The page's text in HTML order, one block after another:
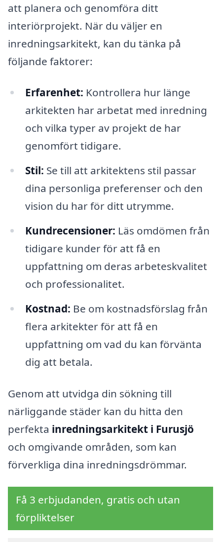
att planera och genomföra ditt
interiörprojekt. När du väljer en
inredningsarkitekt, kan du tänka på
följande faktorer:
Erfarenhet: Kontrollera hur länge
arkitekten har arbetat med inredning
och vilka typer av projekt de har
genomfört tidigare.
Stil: Se till att arkitektens stil passar
dina personliga preferenser och den
vision du har för ditt utrymme.
Kundrecensioner: Läs omdömen från
tidigare kunder för att få en
uppfattning om deras arbeteskvalitet
och professionalitet.
Kostnad: Be om kostnadsförslag från
flera arkitekter för att få en
uppfattning om vad du kan förvänta
dig att betala.
Genom att utvidga din sökning till
närliggande städer kan du hitta den
perfekta inredningsarkitekt i Furusjö
och omgivande områden, som kan
förverkliga dina inredningsdrömmar.
Få 3 erbjudanden, gratis och utan
förpliktelser